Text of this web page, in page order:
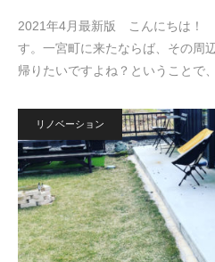
2021年4月最新版 こんにちは！
す。一宮町に来たならば、その周
帰りたいですよね？ということで
リノベーション